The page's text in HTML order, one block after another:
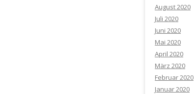
August 2020
Juli 2020
Juni 2020
Mai 2020
April 2020
März 2020
Februar 2020
Januar 2020